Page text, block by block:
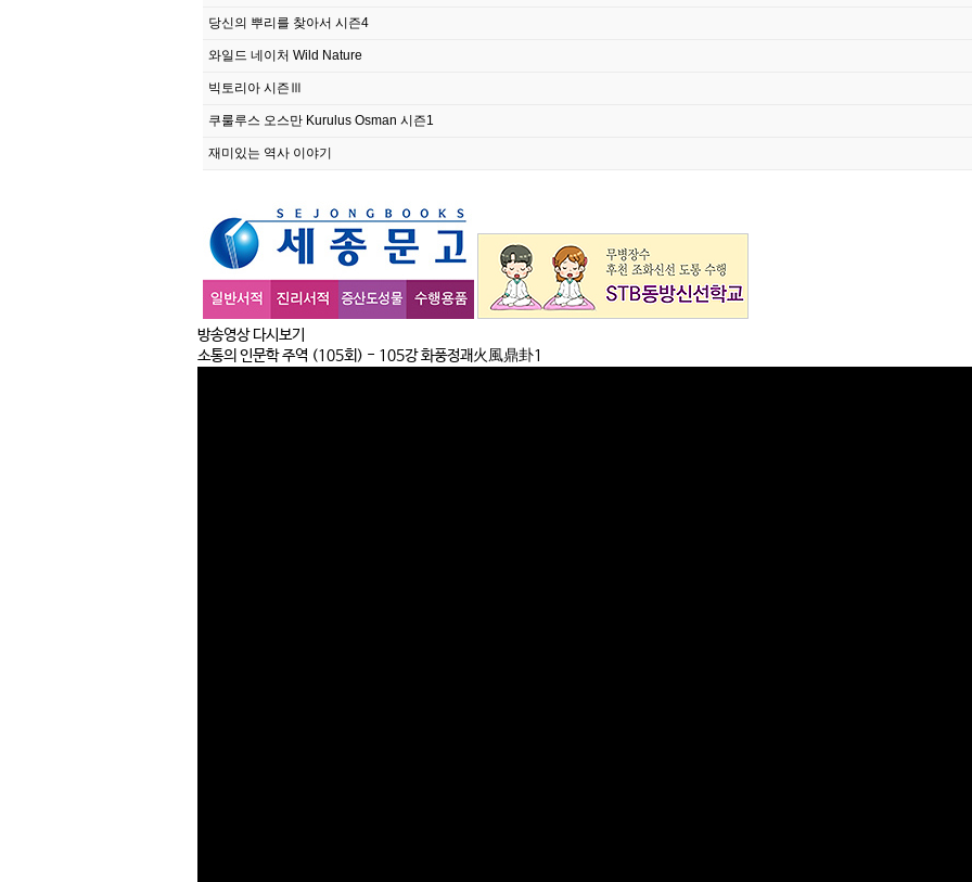
당신의 뿌리를 찾아서 시즌4
와일드 네이처 Wild Nature
빅토리아 시즌Ⅲ
쿠룰루스 오스만 Kurulus Osman 시즌1
재미있는 역사 이야기
방송영상 다시보기
소통의 인문학 주역 (105회) - 105강 화풍정괘火風鼎卦1